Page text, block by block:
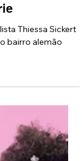
em um
Thiessa Sickert